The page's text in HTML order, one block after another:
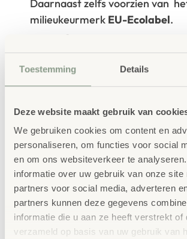
Toestemming Details
Deze website maakt gebruik van
We gebruiken cookies om content en
personaliseren, om functies voor social
en om ons websiteverkeer te
informatie over uw gebruik van onze site
partners voor social media, adverteren
partners kunnen deze gegevens
informatie die u aan ze heeft verstrekt of
verzameld op basis van uw gebruik van
Daarnaast zelfs voorzien van
milieukeurmerk EU-Ecolabel.
Extra informatie
SKU 84258